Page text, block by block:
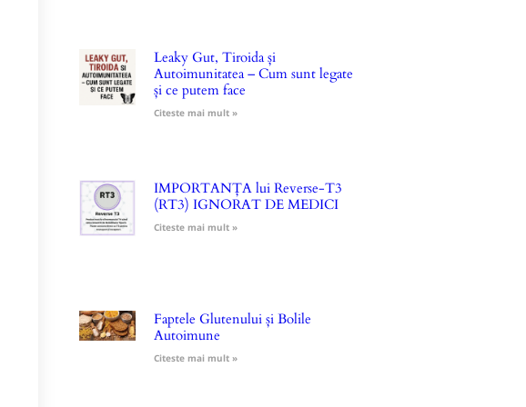
Leaky Gut, Tiroida și
Autoimunitatea – Cum sunt legate
și ce putem face
Citeste mai mult »
IMPORTANȚA lui Reverse-T3
(RT3) IGNORAT DE MEDICI
Citeste mai mult »
Faptele Glutenului și Bolile
Autoimune
Citeste mai mult »